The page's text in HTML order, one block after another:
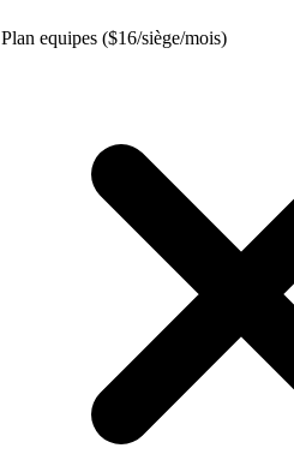
Plan equipes ($16/siège/mois)